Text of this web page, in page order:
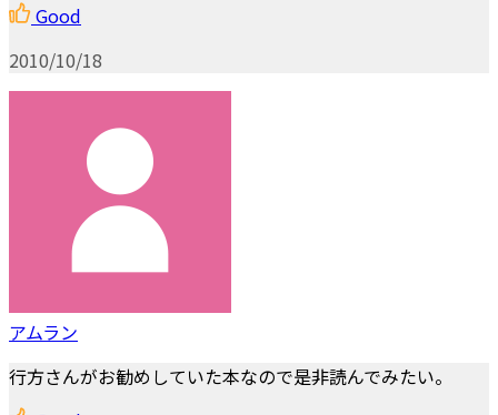
Good
2010/10/18
アムラン
行方さんがお勧めしていた本なので是非読んでみたい。